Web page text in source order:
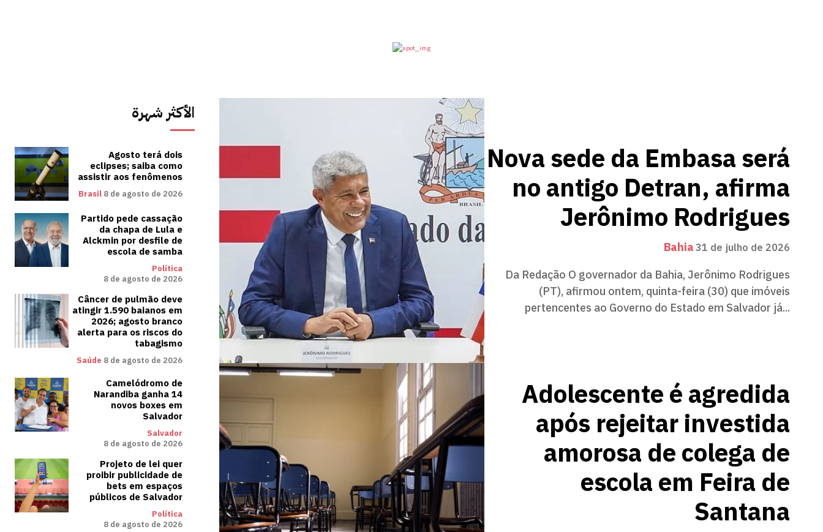
الأكثر شهرة
Agosto terá dois
eclipses; saiba como
assistir aos fenômenos
Brasil 8 de agosto de 2026
Partido pede cassação
da chapa de Lula e
Alckmin por desfile de
escola de samba
Política
8 de agosto de 2026
Câncer de pulmão deve
atingir 1.590 baianos em
2026; agosto branco
alerta para os riscos do
tabagismo
Saúde 8 de agosto de 2026
Camelódromo de
Narandiba ganha 14
novos boxes em
Salvador
Salvador
8 de agosto de 2026
Projeto de lei quer
proibir publicidade de
bets em espaços
públicos de Salvador
Política
8 de agosto de 2026
Nova sede da Embasa será
no antigo Detran, afirma
Jerônimo Rodrigues
Bahia31 de julho de 2026
Da Redação O governador da Bahia, Jerônimo Rodrigues
(PT), afirmou ontem, quinta-feira (30) que imóveis
pertencentes ao Governo do Estado em Salvador já...
Adolescente é agredida
após rejeitar investida
amorosa de colega de
escola em Feira de
Santana